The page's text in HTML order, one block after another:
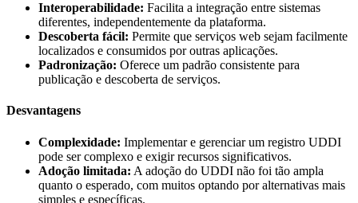
Interoperabilidade: Facilita a integração entre sistemas
diferentes, independentemente da plataforma.
Descoberta fácil: Permite que serviços web sejam facilmente
localizados e consumidos por outras aplicações.
Padronização: Oferece um padrão consistente para
publicação e descoberta de serviços.
Desvantagens
Complexidade: Implementar e gerenciar um registro UDDI
pode ser complexo e exigir recursos significativos.
Adoção limitada: A adoção do UDDI não foi tão ampla
quanto o esperado, com muitos optando por alternativas mais
simples e específicas.